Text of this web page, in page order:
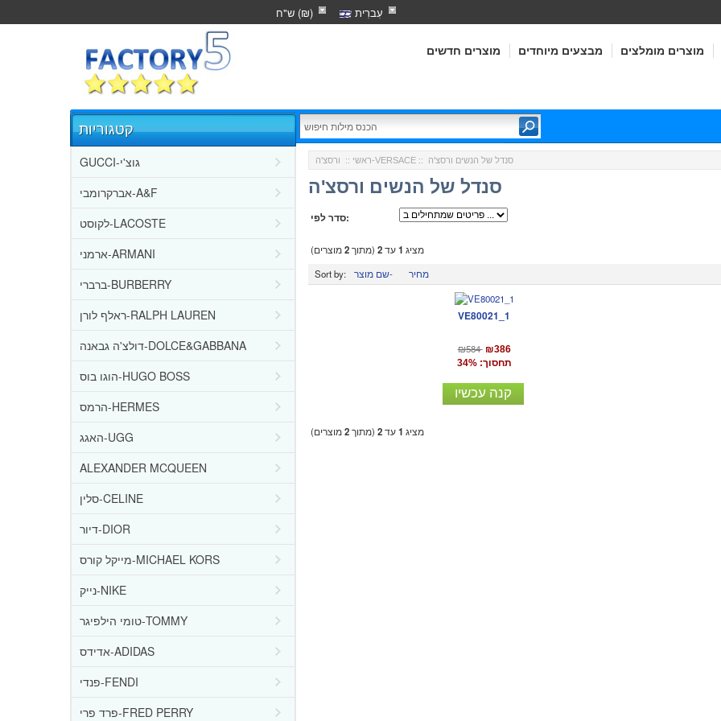
עִברִית ש"ח (₪)
מוצרים חדשים מבצעים מיוחדים מוצרים מומלצים
קטגוריות
GUCCI-גוצ'י
אברקרומבי-A&F
לקוסט-LACOSTE
ארמני-ARMANI
ברברי-BURBERRY
ראלף לורן-RALPH LAUREN
דולצ'ה גבאנה-DOLCE&GABBANA
הוגו בוס-HUGO BOSS
הרמס-HERMES
האגג-UGG
ALEXANDER MCQUEEN
סלין-CELINE
דיור-DIOR
מייקל קורס-MICHAEL KORS
נייק-NIKE
טומי הילפיגר-TOMMY
אדידס-ADIDAS
פנדי-FENDI
פרד פרי-FRED PERRY
ראשי :: ורסצ'ה-VERSACE :: סנדל של הנשים ורסצ'ה
סנדל של הנשים ורסצ'ה
סדר לפי:
מציג 1עד2(מתוך2מוצרים)
Sort by:
שם מוצר- מחיר
VE80021_1
₪584 ₪386
תחסוך: 34%
קנה עכשיו
מציג 1עד2(מתוך2מוצרים)